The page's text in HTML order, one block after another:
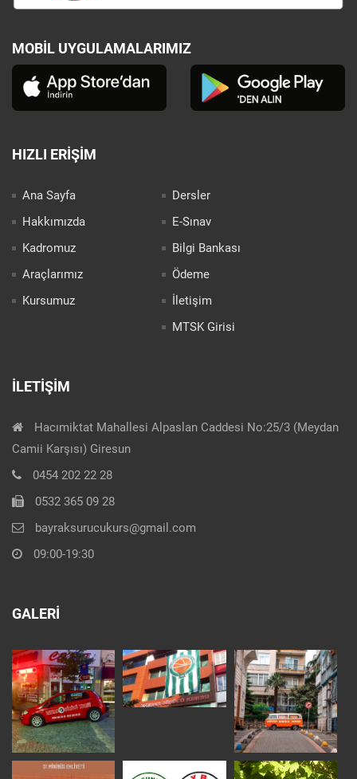
MOBIL UYGULAMALARIMIZ
HIZLI ERIŞIM
Ana Sayfa
Hakkımızda
Kadromuz
Araçlarımız
Kursumuz
Dersler
E-Sınav
Bilgi Bankası
Ödeme
İletişim
MTSK Girisi
İLETIŞIM
Hacımiktat Mahallesi Alpaslan Caddesi No:25/3 (Meydan
Camii Karşısı) Giresun
0454 202 22 28
0532 365 09 28
bayraksurucukurs@gmail.com
09:00-19:30
GALERI